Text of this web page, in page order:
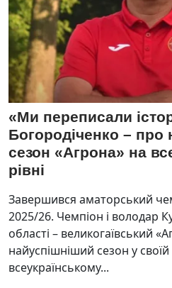
«Ми переписали
Богородіченко – про
сезон «Агрона» на
рівні
Завершився аматорський
2025/26. Чемпіон і володар
області – великогаївський
найуспішніший сезон у своїй
всеукраїнському...